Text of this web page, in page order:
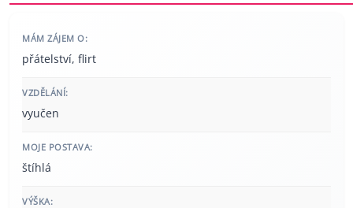
MÁM ZÁJEM O:
přátelství, flirt
VZDĚLÁNÍ:
vyučen
MOJE POSTAVA:
štíhlá
VÝŠKA: